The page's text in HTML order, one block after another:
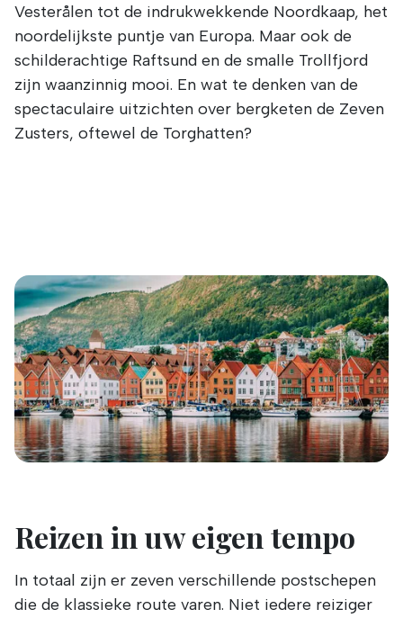
Vesterålen tot de indrukwekkende Noordkaap, het
noordelijkste puntje van Europa. Maar ook de
schilderachtige Raftsund en de smalle Trollfjord
zijn waanzinnig mooi. En wat te denken van de
spectaculaire uitzichten over bergketen de Zeven
Zusters, oftewel de Torghatten?
Reizen in uw eigen tempo
In totaal zijn er zeven verschillende postschepen
die de klassieke route varen. Niet iedere reiziger